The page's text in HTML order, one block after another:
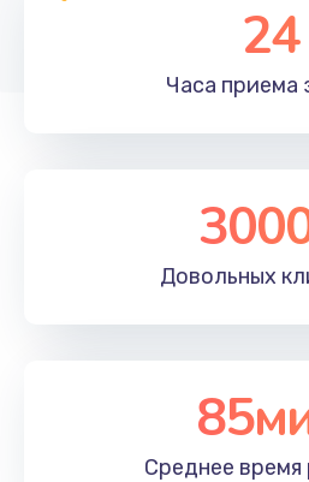
24
Часа приема
Довольных
Среднее время